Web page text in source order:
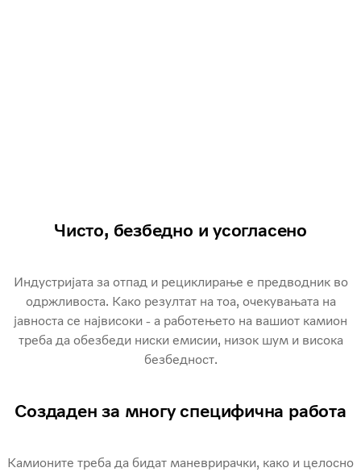
Чисто, безбедно и усогласено
Индустријата за отпад и рециклирање е предводник во
одржливоста. Како резултат на тоа, очекувањата на
јавноста се највисоки - а работењето на вашиот камион
треба да обезбеди ниски емисии, низок шум и висока
безбедност.
Создаден за многу специфична работа
Камионите треба да бидат маневрирачки, како и целосно